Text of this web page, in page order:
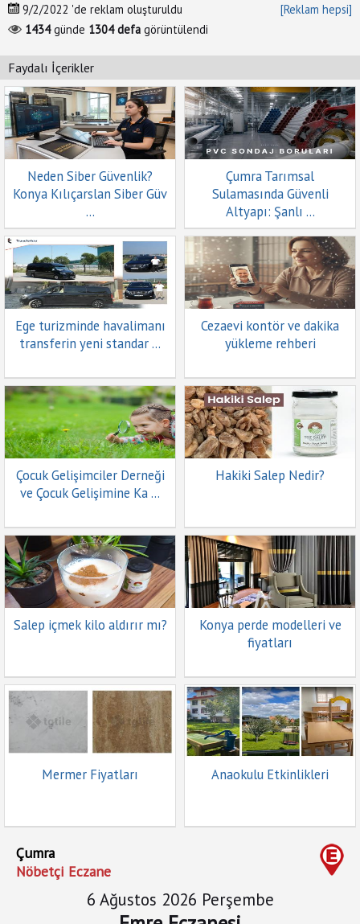
[Reklam hepsi]
9/2/2022 'de reklam oluşturuldu
1434günde 1304defa görüntülendi
Faydalı İçerikler
Neden Siber Güvenlik?
Konya Kılıçarslan Siber Güv
...
Çumra Tarımsal
Sulamasında Güvenli
Altyapı: Şanlı ...
Ege turizminde havalimanı
transferin yeni standar ...
Cezaevi kontör ve dakika
yükleme rehberi
Çocuk Gelişimciler Derneği
ve Çocuk Gelişimine Ka ...
Hakiki Salep Nedir?
Salep içmek kilo aldırır mı?
Konya perde modelleri ve
fiyatları
Mermer Fiyatları Anaokulu Etkinlikleri
Çumra
Nöbetçi Eczane
6 Ağustos 2026 Perşembe